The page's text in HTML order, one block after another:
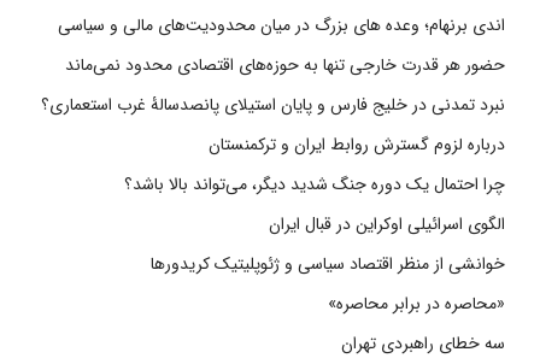
اندی برنهام؛ وعده های بزرگ در میان محدودیت‌های مالی و سیاسی
حضور هر قدرت خارجی تنها به حوزه‌های اقتصادی محدود نمی‌ماند
نبرد تمدنی در خلیج فارس و پایان استیلای پانصدسالۀ غرب استعماری؟
درباره لزوم گسترش روابط ایران و ترکمنستان
چرا احتمال یک دوره جنگ شدید دیگر، می‌تواند بالا باشد؟
الگوی اسرائیلی اوکراین در قبال ایران
خوانشی از منظر اقتصاد سیاسی و ژئوپلیتیک کریدورها
«محاصره در برابر محاصره»
سه خطای راهبردی تهران